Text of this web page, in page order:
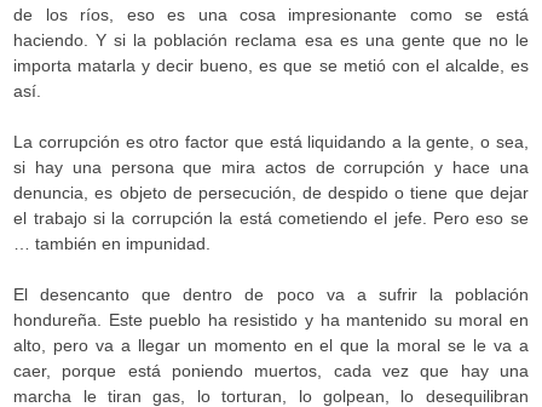
de los ríos, eso es una cosa impresionante como se está
haciendo. Y si la población reclama esa es una gente que no le
importa matarla y decir bueno, es que se metió con el alcalde, es
así.
La corrupción es otro factor que está liquidando a la gente, o sea,
si hay una persona que mira actos de corrupción y hace una
denuncia, es objeto de persecución, de despido o tiene que dejar
el trabajo si la corrupción la está cometiendo el jefe. Pero eso se
… también en impunidad.
El desencanto que dentro de poco va a sufrir la población
hondureña. Este pueblo ha resistido y ha mantenido su moral en
alto, pero va a llegar un momento en el que la moral se le va a
caer, porque está poniendo muertos, cada vez que hay una
marcha le tiran gas, lo torturan, lo golpean, lo desequilibran